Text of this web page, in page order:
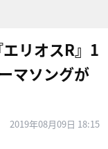
リオスR』1
マソングが
2019年08月09日 18:15